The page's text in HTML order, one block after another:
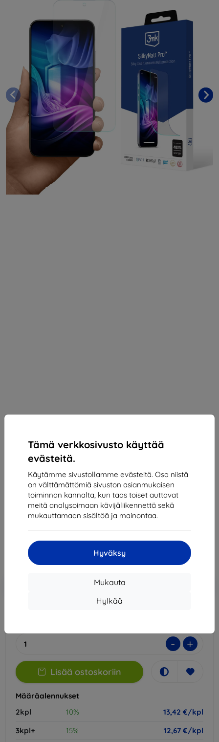
Tämä verkkosivusto käyttää
evästeitä.
Käytämme sivustollamme evästeitä. Osa niistä
on välttämättömiä sivuston asianmukaisen
toiminnan kannalta, kun taas toiset auttavat
meitä analysoimaan kävijäliikennettä sekä
mukauttamaan sisältöä ja mainontaa.
Hyväksy
Mukauta
Hylkää
3MK Silky Matt Pro foil for Xiaomi 15T 5G
Xiaomi 15T
13,42 €
Hinta ilman ALV:tä
Alennus kupongilla
- +
Lisää ostoskoriin
Määräalennukset
2kpl
10%
13,42 €/kpl
3kpl+
15% 12,67 €/kpl